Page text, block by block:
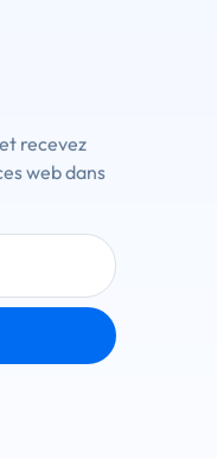
recevez
web dans